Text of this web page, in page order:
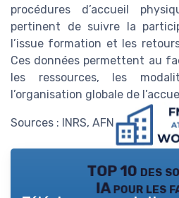
procédures d’accueil
pertinent de suivre la
l’issue formation et les
Ces données permettent au
les ressources, les
l’organisation globale de
Sources : INRS, AFNOR, CCI
TOP 10 des
IA pour les